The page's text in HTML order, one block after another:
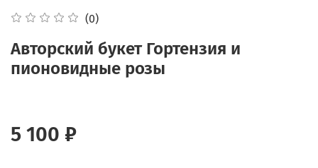
(0)
Авторский букет Гортензия и
пионовидные розы
5 100 ₽